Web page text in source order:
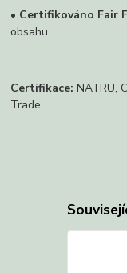
• Certifikováno Fair
obsahu.
Certifikace: NATRU,
Trade